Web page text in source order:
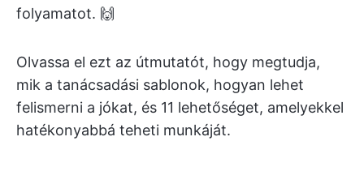
folyamatot. 🙌
Olvassa el ezt az útmutatót, hogy megtudja,
mik a tanácsadási sablonok, hogyan lehet
felismerni a jókat, és 11 lehetőséget, amelyekkel
hatékonyabbá teheti munkáját.